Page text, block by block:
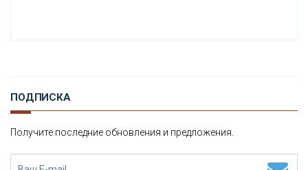
И
НОВОСТИ
К
ПОДПИСКА
Получите последние обновления и предложения.